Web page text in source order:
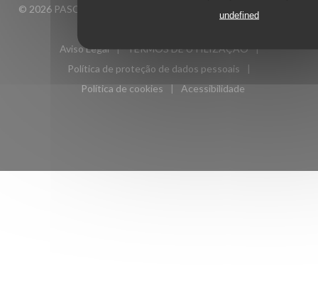
undefined
© 2026 PASCO - Maison Guy Martin — Website do restaurante
Aviso Legal
((abre numa nova janela))
TERMOS DE UTILIZAÇÃO
((abre numa nova janela))
Política de proteção de dados pessoais
((abre numa nova janela))
Política de cookies
((abre numa nova janela))
Acessibilidade